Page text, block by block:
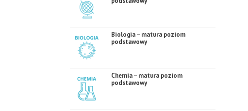
Biologia – matura poziom
podstawowy
Chemia – matura poziom
podstawowy